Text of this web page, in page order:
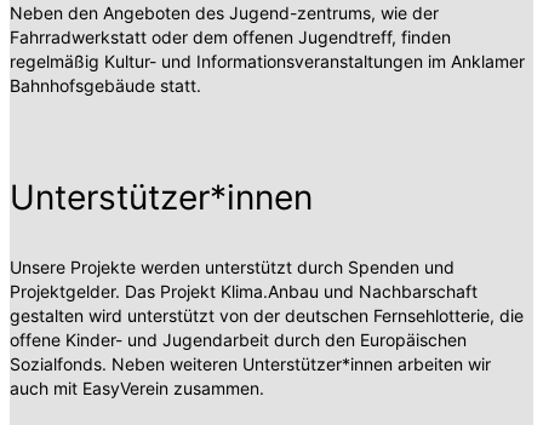
Neben den Angeboten des Jugend-zentrums, wie der
Fahrradwerkstatt oder dem offenen Jugendtreff, finden
regelmäßig Kultur- und Informationsveranstaltungen im Anklamer
Bahnhofsgebäude statt.
Unterstützer*innen
Unsere Projekte werden unterstützt durch Spenden und
Projektgelder. Das Projekt Klima.Anbau und Nachbarschaft
gestalten wird unterstützt von der deutschen Fernsehlotterie, die
offene Kinder- und Jugendarbeit durch den Europäischen
Sozialfonds. Neben weiteren Unterstützer*innen arbeiten wir
auch mit EasyVerein zusammen.